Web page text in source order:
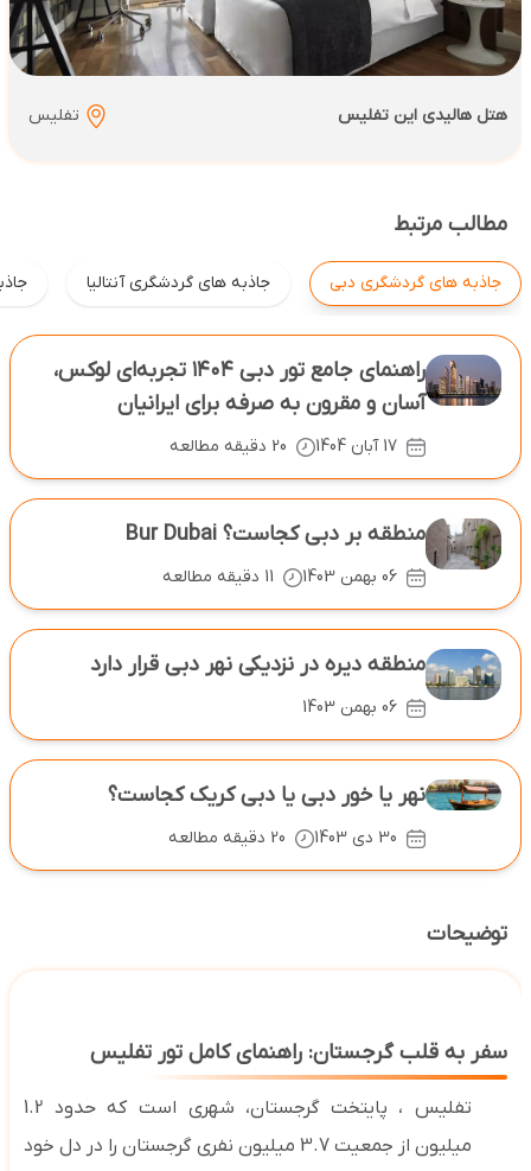
هتل هالیدی این تفلیس تفلیس
مطالب مرتبط
جاذبه های گردشگری دبی جاذبه های گردشگری آنتالیا
راهنمای جامع تور دبی ۱۴۰۴ تجربه‌ای لوکس،
آسان و مقرون ‌به‌ صرفه برای ایرانیان
17 آبان 1404 20 دقیقه مطالعه
منطقه بر دبی کجاست؟ Bur Dubai
06 بهمن 1403
منطقه دیره در نزدیکی نهر دبی قرار دارد
06 بهمن 1403
نهر یا خور دبی یا دبی کریک کجاست؟
30 دی 1403 20 دقیقه مطالعه
توضیحات
سفر به قلب گرجستان: راهنمای کامل تور تفلیس
تفلیس ، پایتخت گرجستان، شهری است که حدود 1.2
میلیون از جمعیت 3.7 میلیون نفری گرجستان را در دل خود